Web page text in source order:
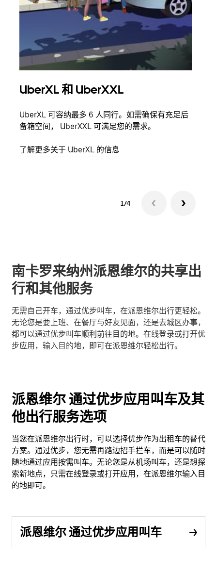
UberXL 和 UberXXL
UberXL 可容纳最多 6 人同行。如需确保有充足后
备箱空间， UberXXL 可满足您的需求。
了解更多关于 UberXL 的信息
1/4
南卡罗来纳州派恩维尔的共享出
行和其他服务
无需自己开车，通过优步叫车，在派恩维尔出行更轻松。
无论您是要上班、在餐厅与好友见面，还是去城区办事，
都可以通过优步叫车顺利前往目的地。在线登录或打开优
步应用，输入目的地，即可在派恩维尔轻松出行。
派恩维尔 通过优步应用叫车及其
他出行服务选项
当您在派恩维尔出行时，可以选择优步作为出租车的替代
方案。通过优步，您无需再路边招手拦车，而是可以随时
随地通过应用按需叫车。无论您是从机场叫车，还是想探
索新地点，只需在线登录或打开应用，在派恩维尔输入目
的地即可。
派恩维尔 通过优步应用叫车